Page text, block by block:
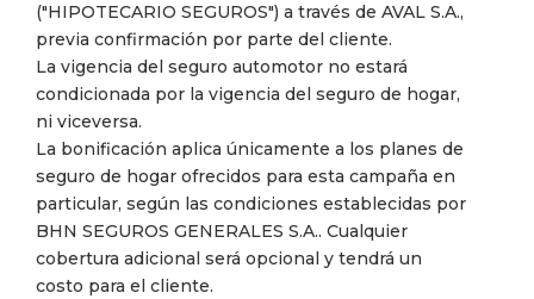
("HIPOTECARIO SEGUROS") a través de AVAL S.A.,
previa confirmación por parte del cliente.
La vigencia del seguro automotor no estará
condicionada por la vigencia del seguro de hogar,
ni viceversa.
La bonificación aplica únicamente a los planes de
seguro de hogar ofrecidos para esta campaña en
particular, según las condiciones establecidas por
BHN SEGUROS GENERALES S.A.. Cualquier
cobertura adicional será opcional y tendrá un
costo para el cliente.